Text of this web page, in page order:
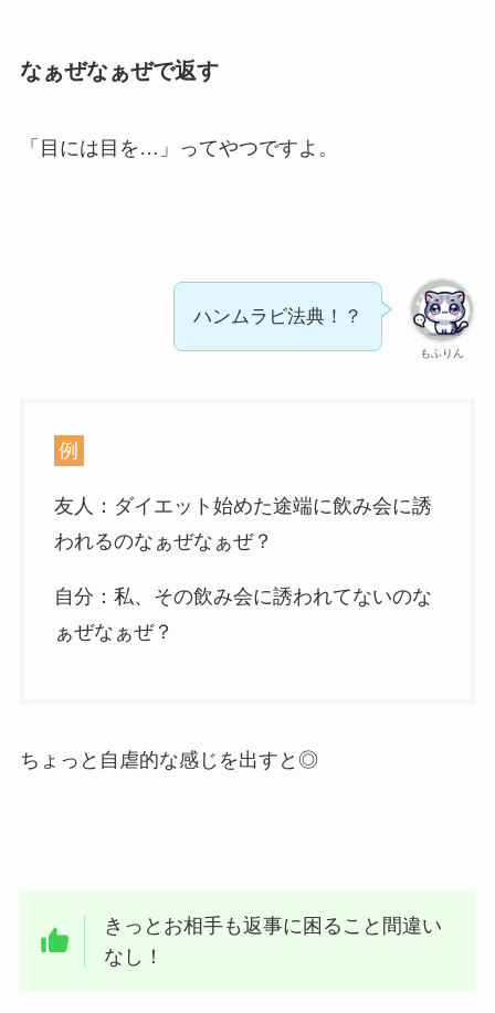
なぁぜなぁぜで返す
「目には目を…」ってやつですよ。
もふりん
ハンムラビ法典！？
例
友人：ダイエット始めた途端に飲み会に誘
われるのなぁぜなぁぜ？
自分：私、その飲み会に誘われてないのな
ぁぜなぁぜ？
ちょっと自虐的な感じを出すと◎
きっとお相手も返事に困ること間違い
なし！